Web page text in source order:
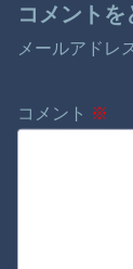
コメントを
メールアドレ
コメント ※